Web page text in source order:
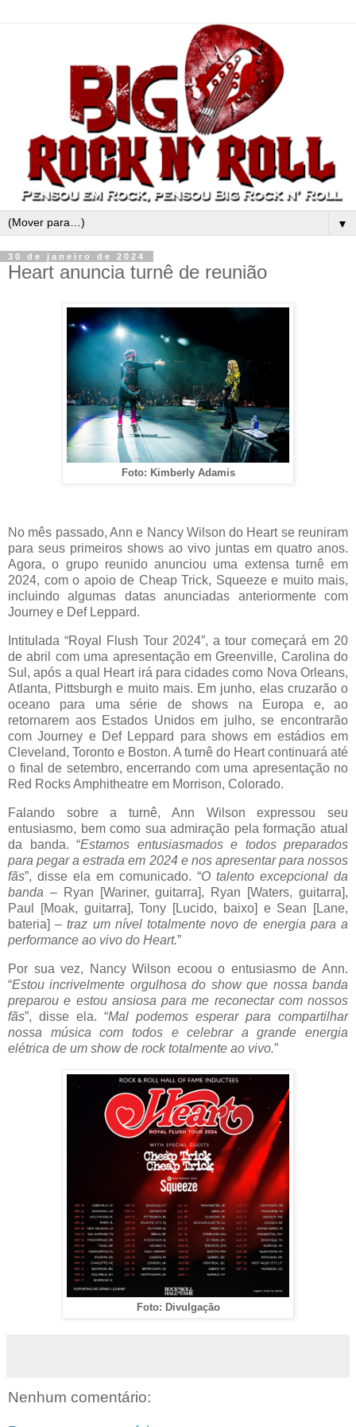
▼
30 de janeiro de 2024
Heart anuncia turnê de reunião
Foto: Kimberly Adamis
No mês passado, Ann e Nancy Wilson do Heart se reuniram
para seus primeiros shows ao vivo juntas em quatro anos.
Agora, o grupo reunido anunciou uma extensa turnê em
2024, com o apoio de Cheap Trick, Squeeze e muito mais,
incluindo algumas datas anunciadas anteriormente com
Journey e Def Leppard.
Intitulada “Royal Flush Tour 2024”, a tour começará em 20
de abril com uma apresentação em Greenville, Carolina do
Sul, após a qual Heart irá para cidades como Nova Orleans,
Atlanta, Pittsburgh e muito mais. Em junho, elas cruzarão o
oceano para uma série de shows na Europa e, ao
retornarem aos Estados Unidos em julho, se encontrarão
com Journey e Def Leppard para shows em estádios em
Cleveland, Toronto e Boston. A turnê do Heart continuará até
o final de setembro, encerrando com uma apresentação no
Red Rocks Amphitheatre em Morrison, Colorado.
Falando sobre a turnê, Ann Wilson expressou seu
entusiasmo, bem como sua admiração pela formação atual
da banda. “Estamos entusiasmados e todos preparados
para pegar a estrada em 2024 e nos apresentar para nossos
fãs”, disse ela em comunicado. “O talento excepcional da
banda – Ryan [Wariner, guitarra], Ryan [Waters, guitarra],
Paul [Moak, guitarra], Tony [Lucido, baixo] e Sean [Lane,
bateria] –traz um nível totalmente novo de energia para a
performance ao vivo do Heart.”
Por sua vez, Nancy Wilson ecoou o entusiasmo de Ann.
“Estou incrivelmente orgulhosa do show que nossa banda
preparou e estou ansiosa para me reconectar com nossos
fãs”, disse ela. “Mal podemos esperar para compartilhar
nossa música com todos e celebrar a grande energia
elétrica de um show de rock totalmente ao vivo.”
Foto: Divulgação
Nenhum comentário: